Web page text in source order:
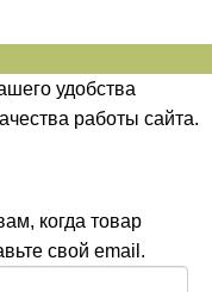
удобства
работы сайта.
когда товар
свой email.